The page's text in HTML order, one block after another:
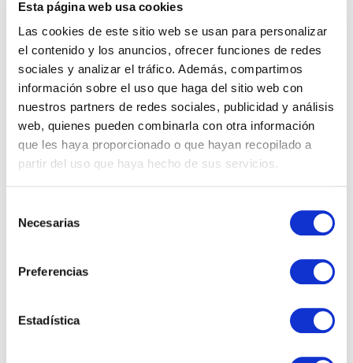
Esta página web usa cookies
Las cookies de este sitio web se usan para personalizar
el contenido y los anuncios, ofrecer funciones de redes
sociales y analizar el tráfico. Además, compartimos
información sobre el uso que haga del sitio web con
nuestros partners de redes sociales, publicidad y análisis
web, quienes pueden combinarla con otra información
que les haya proporcionado o que hayan recopilado a
partir del uso que haya hecho de sus servicios.
Necesarias
Preferencias
Estadística
3. Cookies de tercers
Aquest lloc web pot utilitzar serveis de
tercers que, per compte propi, recullen
informació amb finalitats estadístiques o
publicitàries.
L’usuari pot consultar les polítiques de
privacitat d’aquests tercers als seus
4. Transferències internacionals de
Alguns proveïdors (com Google o Meta)
Econòmic Europeu.
En aquests casos, les transferències es